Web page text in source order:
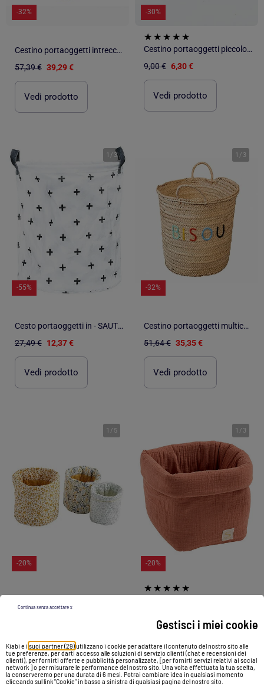
Gestisci i miei cookie
Kiabi e i suoi partner (29)utilizzano i cookie per adattare il contenuto del nostro sito alle
tue preferenze, per darti accesso alle soluzioni di servizio clienti (chat e recensioni dei
clienti), per fornirti offerte e pubblicità personalizzate, [per fornirti servizi relativi ai social
network ] o per misurare le performance del nostro sito. Una volta effettuata la tua scelta,
la conserveremo per una durata di 6 mesi. Potrai cambiare idea in qualsiasi momento
cliccando sul link "Cookie" in basso a sinistra di qualsiasi pagina del nostro sito.
Continua senza accettare x
-32%
Cestino portaoggetti intrecciato COOL FAMILY
57,39 € 39,29 €
Vedi prodotto
-30%
Cestino portaoggetti piccolo 12 x 22 cm - Kiabi Home
9,00 € 6,30 €
Vedi prodotto
1 / 3
-55%
Cesto portaoggetti in - SAUTHON
27,49 € 12,37 €
Vedi prodotto
1 / 3
-32%
Cestino portaoggetti multicolore BISOU
51,64 € 35,35 €
Vedi prodotto
1 / 5
-20%
Vedi prodotto
1 / 3
-20%
Vedi prodotto